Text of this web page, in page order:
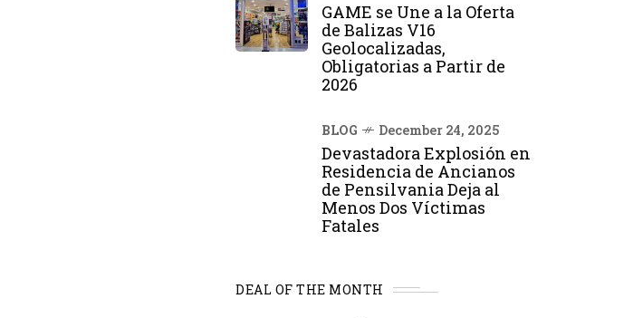
GAME se Une a la Oferta
de Balizas V16
Geolocalizadas,
Obligatorias a Partir de
2026
BLOG December 24, 2025
Devastadora Explosión en
Residencia de Ancianos
de Pensilvania Deja al
Menos Dos Víctimas
Fatales
DEAL OF THE MONTH